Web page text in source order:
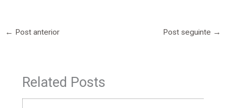
← Post anterior Post seguinte →
Related Posts